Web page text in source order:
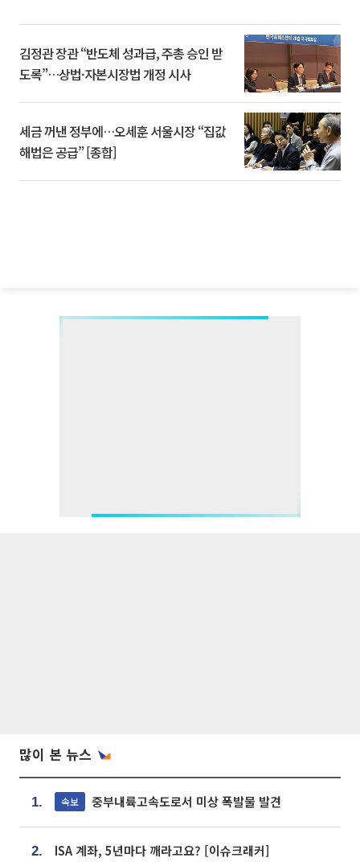
김정관 장관 “반도체 성과급, 주총 승인 받
도록”…상법·자본시장법 개정 시사
세금 꺼낸 정부에…오세훈 서울시장 “집값
해법은 공급” [종합]
많이 본 뉴스
1. 속보 중부내륙고속도로서 미상 폭발물 발견
2. ISA 계좌, 5년마다 깨라고요? [이슈크래커]